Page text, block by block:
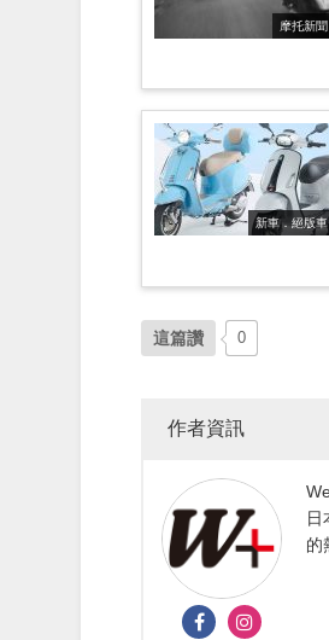
摩托新聞
新車．絕版車
這篇讚 0
作者資訊
日
的